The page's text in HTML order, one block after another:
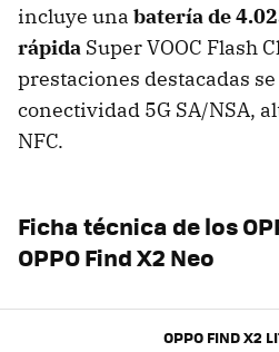
incluye una batería de
rápida Super VOOC Flash
prestaciones destacadas
conectividad 5G SA/NSA,
NFC.
Ficha técnica de los
OPPO Find X2 Neo
OPPO FIND X2